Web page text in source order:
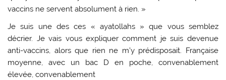
vaccins ne servent absolument à rien. »
Je suis une des ces « ayatollahs » que vous semblez
décrier. Je vais vous expliquer comment je suis devenue
anti-vaccins, alors que rien ne m’y prédisposait. Française
moyenne, avec un bac D en poche, convenablement
élevée, convenablement